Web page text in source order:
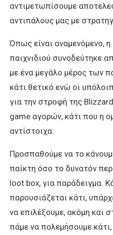
αντιμετωπίσουμε
αντιπάλους μας με
Όπως είναι αναμενόμενο,
παιχνιδιού συνοδεύτηκε
με ένα μεγάλο μέρος των
κάτι θετικό ενώ οι
για την στροφή της
game αγορών, κάτι που η
αντίστοιχα:
Προσπαθούμε να το
παίκτη όσο το δυνατόν
loot box, για παράδειγμα.
παρουσιάζεται κάτι,
να επιλέξουμε, ακόμη και
πάμε να πολεμήσουμε